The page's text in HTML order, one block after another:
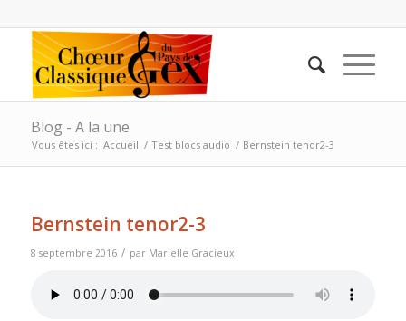
Blog - A la une
Vous êtes ici : Accueil / Test blocs audio / Bernstein tenor2-3
Bernstein tenor2-3
8 septembre 2016 / par Marielle Gracieux